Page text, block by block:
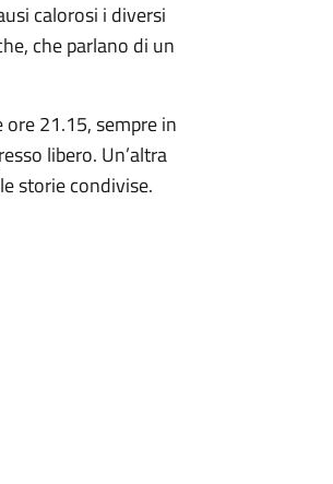
calorosi i diversi
che parlano di un
21.15, sempre in
libero. Un’altra
storie condivise.